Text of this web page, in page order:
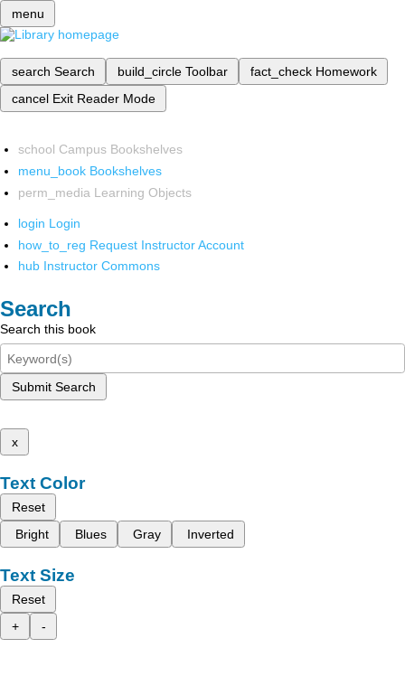
menu
search Search build_circle Toolbar fact_check Homework
cancel Exit Reader Mode
school Campus Bookshelves
menu_book Bookshelves
perm_media Learning Objects
login Login
how_to_reg Request Instructor Account
hub Instructor Commons
Search
Search this book
Submit Search
x
Text Color
Reset
Bright
Blues Gray Inverted
Text Size
Reset
+
-